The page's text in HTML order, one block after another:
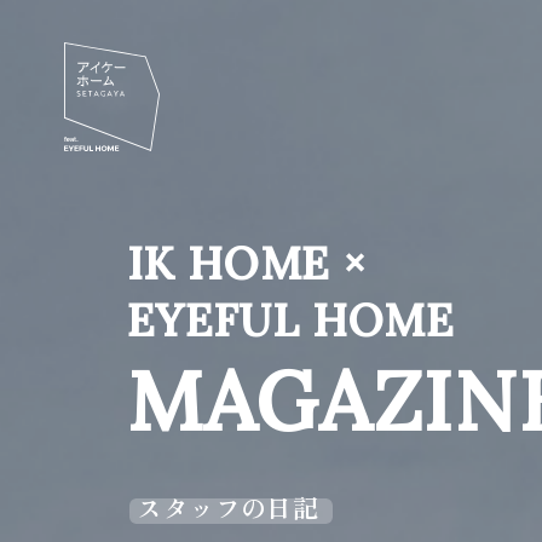
IK HOME ×
EYEFUL HOME
スタッフの日記